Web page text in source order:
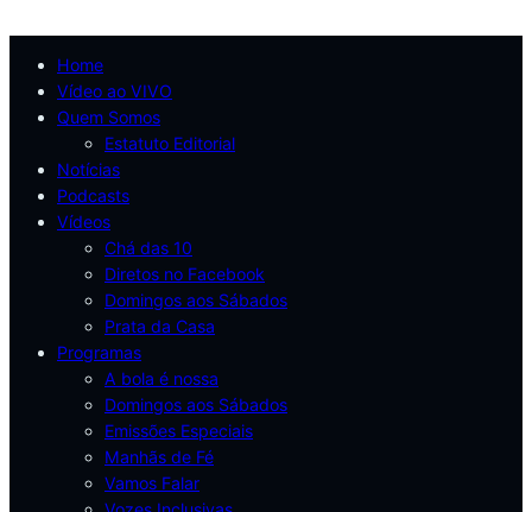
Home
Vídeo ao VIVO
Quem Somos
Estatuto Editorial
Notícias
Podcasts
Vídeos
Chá das 10
Diretos no Facebook
Domingos aos Sábados
Prata da Casa
Programas
A bola é nossa
Domingos aos Sábados
Emissões Especiais
Manhãs de Fé
Vamos Falar